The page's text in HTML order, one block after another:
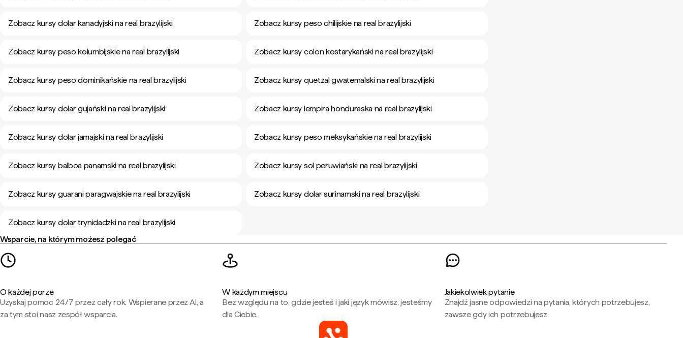
Zobacz kursy dolar kanadyjski na real brazylijski Zobacz kursy peso chilijskie na real brazylijski
Zobacz kursy peso kolumbijskie na real brazylijski Zobacz kursy colon kostarykański na real brazylijski
Zobacz kursy peso dominikańskie na real brazylijski Zobacz kursy quetzal gwatemalski na real brazylijski
Zobacz kursy dolar gujański na real brazylijski Zobacz kursy lempira honduraska na real brazylijski
Zobacz kursy dolar jamajski na real brazylijski Zobacz kursy peso meksykańskie na real brazylijski
Zobacz kursy balboa panamski na real brazylijski Zobacz kursy sol peruwiański na real brazylijski
Zobacz kursy guarani paragwajskie na real brazylijski Zobacz kursy dolar surinamski na real brazylijski
Zobacz kursy dolar trynidadzki na real brazylijski
Wsparcie, na którym możesz polegać
O każdej porze
Uzyskaj pomoc 24/7 przez cały rok. Wspierane przez AI, a
za tym stoi nasz zespół wsparcia.
W każdym miejscu
Bez względu na to, gdzie jesteś i jaki język mówisz, jesteśmy
dla Ciebie.
Jakiekolwiek pytanie
Znajdź jasne odpowiedzi na pytania, których potrzebujesz,
zawsze gdy ich potrzebujesz.